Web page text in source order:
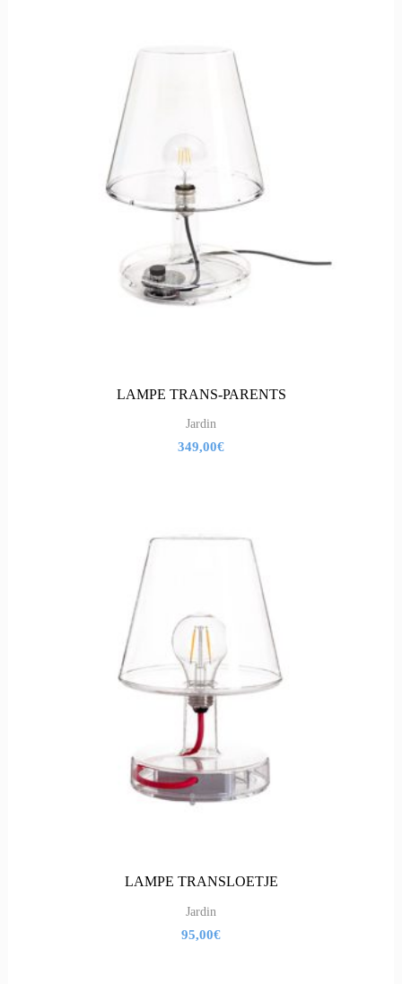
LAMPE TRANS-PARENTS
Jardin
349,00€
LAMPE TRANSLOETJE
Jardin
95,00€